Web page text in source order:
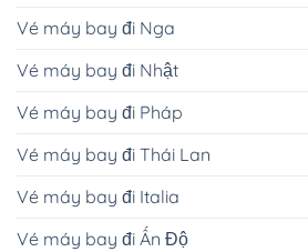
Vé máy bay đi Nga
Vé máy bay đi Nhật
Vé máy bay đi Pháp
Vé máy bay đi Thái Lan
Vé máy bay đi Italia
Vé máy bay đi Ấn Độ